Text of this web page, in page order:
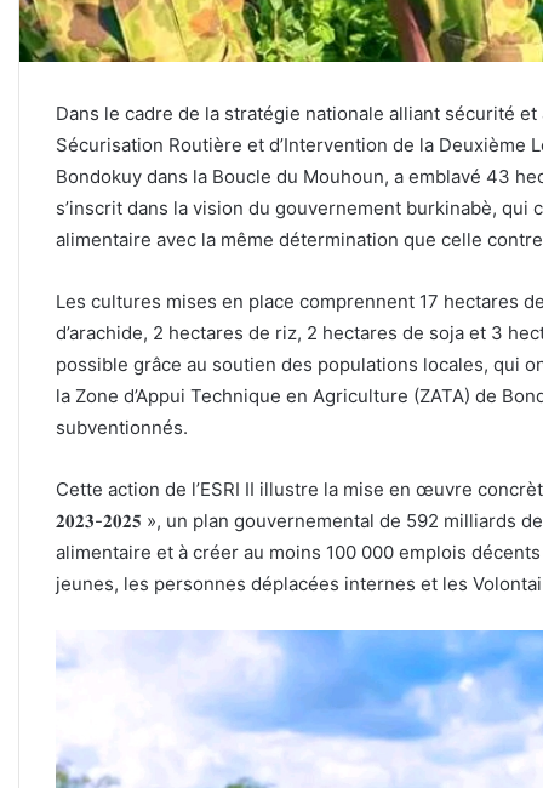
Dans le cadre de la stratégie nationale alliant sécurité
Sécurisation Routière et d’Intervention de la Deuxième
Bondokuy dans la Boucle du Mouhoun, a emblavé 43
s’inscrit dans la vision du gouvernement burkinabè,
alimentaire avec la même détermination que celle
Les cultures mises en place comprennent 17 hectares
d’arachide, 2 hectares de riz, 2 hectares de soja et 3
possible grâce au soutien des populations locales, qui
la Zone d’Appui Technique en Agriculture (ZATA) de
subventionnés.
Cette action de l’ESRI II illustre la mise en œuvre concrète de
𝟐𝟎𝟐𝟑-𝟐𝟎𝟐𝟓 », un plan gouvernemental de 592 milliards
alimentaire et à créer au moins 100 000 emplois
jeunes, les personnes déplacées internes et les